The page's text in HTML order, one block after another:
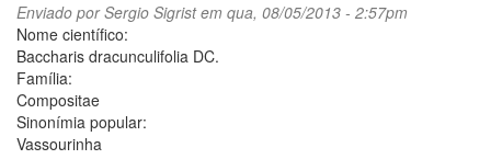
Enviado porSergio Sigristem qua, 08/05/2013 - 2:57pm
Nome científico:
Baccharis dracunculifolia DC.
Família:
Compositae
Sinonímia popular:
Vassourinha